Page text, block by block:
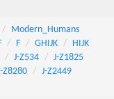
Modern_Humans
F GHIJK
HIJK
J-Z534
J-Z1825
Z8280
J-Z2449